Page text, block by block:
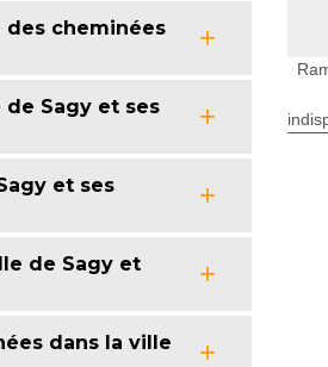
des cheminées
Sagy et ses
et ses
de Sagy et
dans la ville